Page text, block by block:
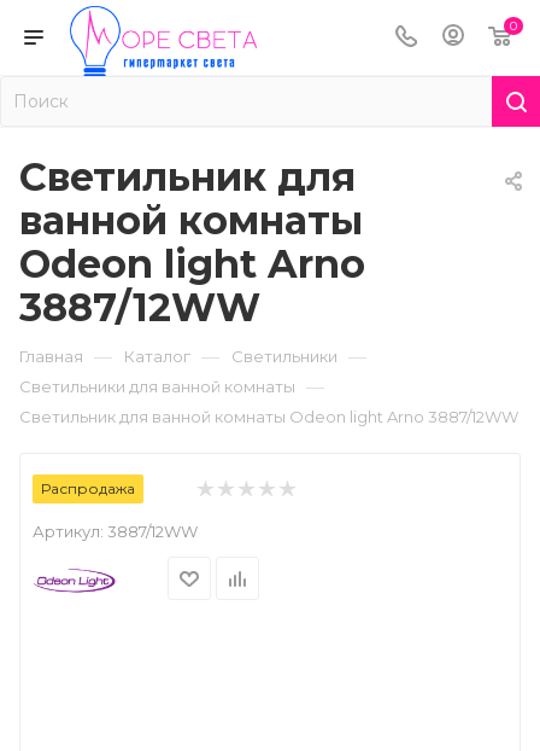
0
Светильник для
ванной комнаты
Odeon light Arno
3887/12WW
Главная — Каталог — Светильники —
Светильники для ванной комнаты —
Светильник для ванной комнаты Odeon light Arno 3887/12WW
Распродажа
Артикул: 3887/12WW